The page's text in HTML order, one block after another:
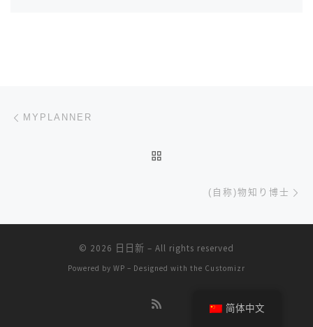
文章导航
MYPLANNER
(自称)物知り博士
© 2026 日日新 – All rights reserved
Powered by WP – Designed with the Customizr
简体中文